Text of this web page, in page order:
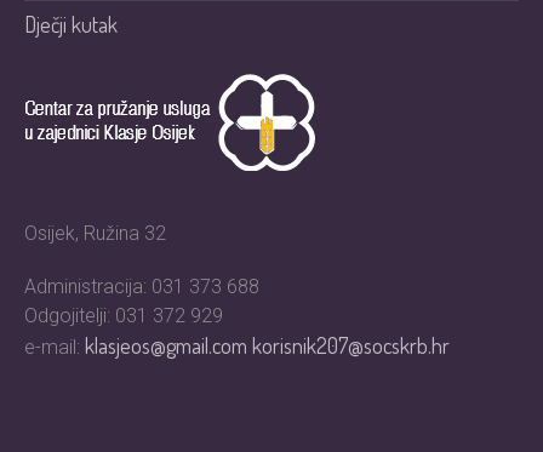
Dječji kutak
Osijek, Ružina 32
Administracija: 031 373 688
Odgojitelji: 031 372 929
e-mail: klasjeos@gmail.comkorisnik207@socskrb.hr